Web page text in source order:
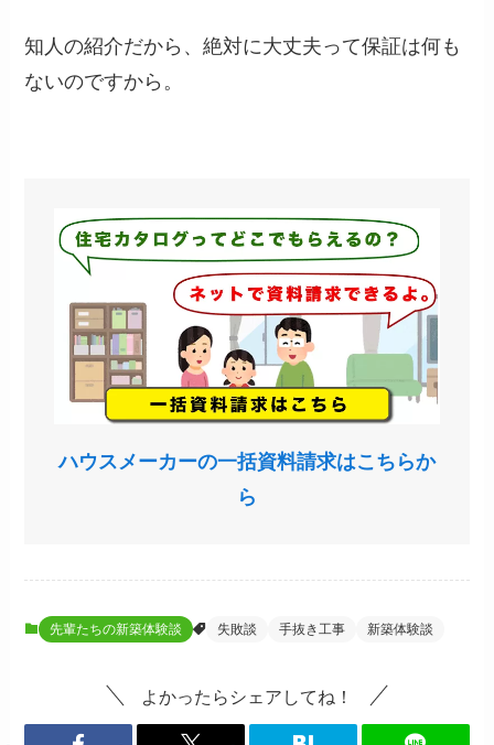
知人の紹介だから、絶対に大丈夫って保証は何も
ないのですから。
ハウスメーカーの一括資料請求はこちらか
ら
先輩たちの新築体験談 失敗談 手抜き工事 新築体験談
よかったらシェアしてね！